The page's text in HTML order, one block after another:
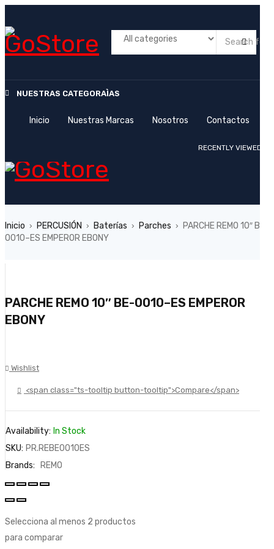
NUESTRAS CATEGORAÌAS
Inicio Nuestras Marcas Nosotros Contactos
RECENTLY VIEWED
Inicio › PERCUSIÓN › Baterías › Parches ›
PARCHE REMO 10″ BE-
0010–ES EMPEROR EBONY
PARCHE REMO 10″ BE-0010–ES EMPEROR
EBONY
Wishlist
<span class="ts-tooltip button-tooltip">Compare</span>
Availability: In Stock
SKU: PR.REBE0010ES
Brands:
REMO
Selecciona al menos 2 productos
para comparar